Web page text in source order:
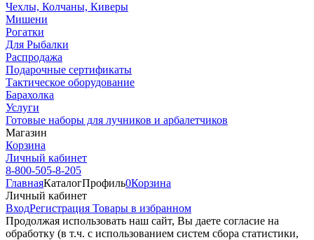
Чехлы, Колчаны, Киверы
Мишени
Рогатки
Для Рыбалки
Распродажа
Подарочные сертификаты
Тактическое оборудование
Барахолка
Услуги
Готовые наборы для лучников и арбалетчиков
Магазин
Корзина
Личный кабинет
8-800-505-8-205
ГлавнаяКаталогПрофиль0Корзина
Личный кабинет
ВходРегистрация Товары в избранном
Продолжая использовать наш cайт, Вы даете согласие на
обработку (в т.ч. с использованием систем сбора статистики,